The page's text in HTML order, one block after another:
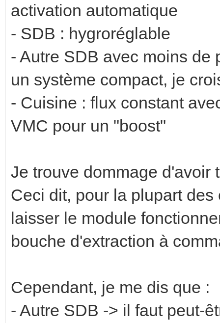
activation automatique
- SDB : hygroréglable
- Autre SDB avec moins de
un système compact, je
- Cuisine : flux constant
VMC pour un "boost"
Je trouve dommage d'avoir
Ceci dit, pour la plupart
laisser le module
bouche d'extraction à
Cependant, je me dis que :
- Autre SDB -> il faut peut-